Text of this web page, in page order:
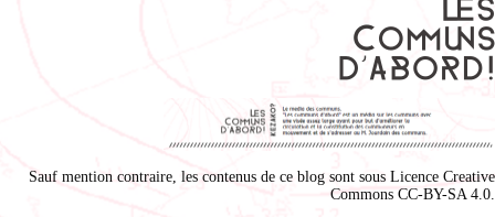
Sauf mention contraire, les contenus de ce blog sont sous Licence Creative
Commons CC-BY-SA 4.0.